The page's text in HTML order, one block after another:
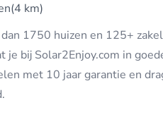
(4 km)
1750 huizen en 125+
je bij Solar2Enjoy.com in
met 10 jaar garantie en